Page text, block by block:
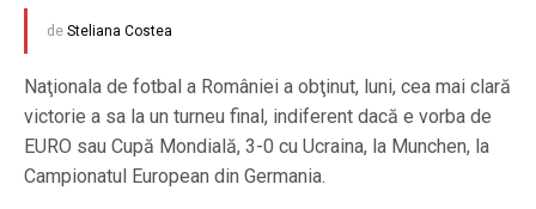
de Steliana Costea
Naţionala de fotbal a României a obţinut, luni, cea mai clară
victorie a sa la un turneu final, indiferent dacă e vorba de
EURO sau Cupă Mondială, 3-0 cu Ucraina, la Munchen, la
Campionatul European din Germania.